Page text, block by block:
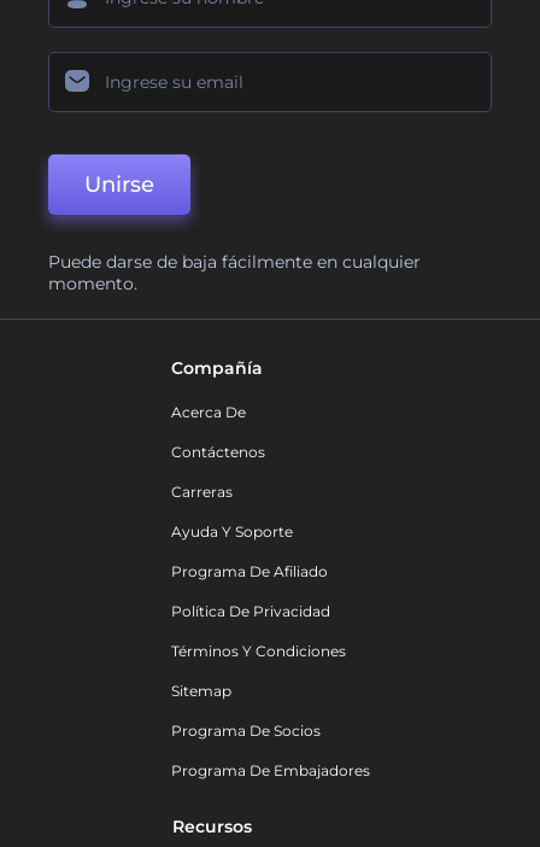
Unirse
Puede darse de baja fácilmente en cualquier
momento.
Compañía
Acerca De
Contáctenos
Carreras
Ayuda Y Soporte
Programa De Afiliado
Política De Privacidad
Términos Y Condiciones
Sitemap
Programa De Socios
Programa De Embajadores
Recursos